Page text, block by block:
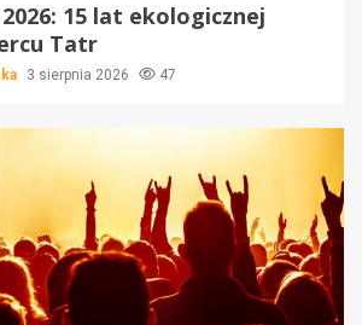
15 lat ekologicznej
Tatr
3 sierpnia 2026 47